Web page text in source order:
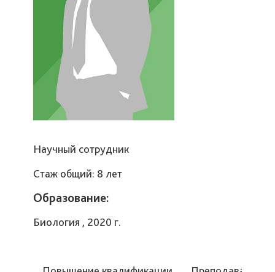
Научный сотрудник
Стаж общий: 8 лет
Образование:
Биология , 2020 г.